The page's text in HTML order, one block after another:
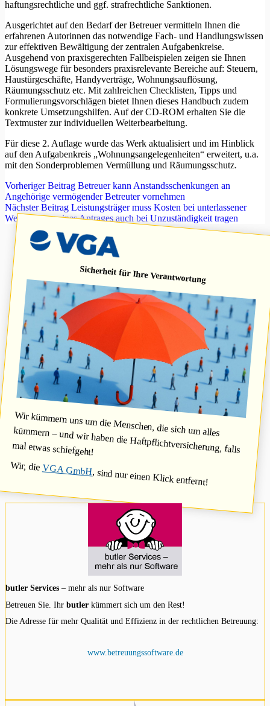
haftungsrechtliche und ggf. strafrechtliche Sanktionen.
Ausgerichtet auf den Bedarf der Betreuer vermitteln Ihnen die
erfahrenen Autorinnen das notwendige Fach- und Handlungswissen
zur effektiven Bewältigung der zentralen Aufgabenkreise.
Ausgehend von praxisgerechten Fallbeispielen zeigen sie Ihnen
Lösungswege für besonders praxisrelevante Bereiche auf: Steuern,
Haustürgeschäfte, Handyverträge, Wohnungsauflösung,
Räumungsschutz etc. Mit zahlreichen Checklisten, Tipps und
Formulierungsvorschlägen bietet Ihnen dieses Handbuch zudem
konkrete Umsetzungshilfen. Auf der CD-ROM erhalten Sie die
Textmuster zur individuellen Weiterbearbeitung.
Für diese 2. Auflage wurde das Werk aktualisiert und im Hinblick
auf den Aufgabenkreis „Wohnungsangelegenheiten“ erweitert, u.a.
mit den Sonderproblemen Vermüllung und Räumungsschutz.
VorherigerBeitrag Betreuer kann Anstandsschenkungen an
Angehörige vermögender Betreuter vornehmen
NächsterBeitrag Leistungsträger muss Kosten bei unterlassener
Weiterleitung eines Antrages auch bei Unzuständigkeit tragen
Sicherheit für Ihre Verantwortung
Wir kümmern uns um die Menschen, die sich um alles
kümmern – und wir haben die Haftpflichtversicherung, falls
mal etwas schiefgeht!
Wir, dieVGA GmbH, sind nur einen Klick entfernt!
butler Services – mehr als nur Software
Betreuen Sie. Ihr butler kümmert sich um den Rest!
Die Adresse für mehr Qualität und Effizienz in der rechtlichen Betreuung:
www.betreuungssoftware.de